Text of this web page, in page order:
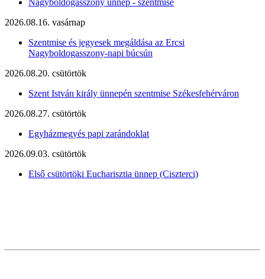
Nagyboldogasszony ünnep - szentmise
2026.08.16. vasárnap
Szentmise és jegyesek megáldása az Ercsi
Nagyboldogasszony-napi búcsún
2026.08.20. csütörtök
Szent István király ünnepén szentmise Székesfehérváron
2026.08.27. csütörtök
Egyházmegyés papi zarándoklat
2026.09.03. csütörtök
Első csütörtöki Eucharisztia ünnep (Ciszterci)